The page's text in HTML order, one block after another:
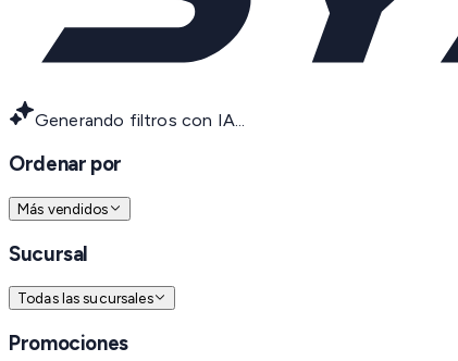
Generando filtros con IA...
Ordenar por
Más vendidos
Sucursal
Todas las sucursales
Promociones